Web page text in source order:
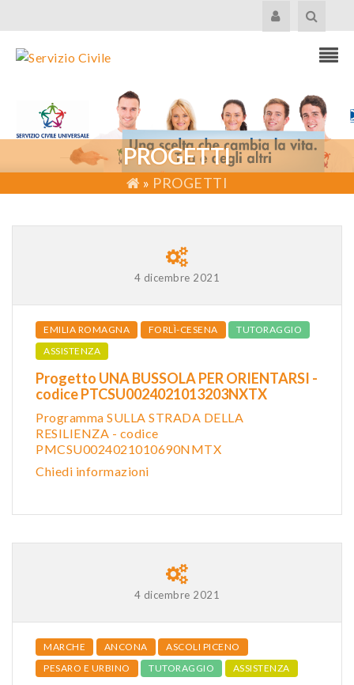
PROGETTI
» PROGETTI
4 dicembre 2021
EMILIA ROMAGNA FORLÌ-CESENA
TUTORAGGIO
ASSISTENZA
Progetto UNA BUSSOLA PER ORIENTARSI -
codice PTCSU0024021013203NXTX
Programma SULLA STRADA DELLA
RESILIENZA - codice
PMCSU0024021010690NMTX
Chiedi informazioni
4 dicembre 2021
MARCHE ANCONA
ASCOLI PICENO
PESARO E URBINO
TUTORAGGIO ASSISTENZA